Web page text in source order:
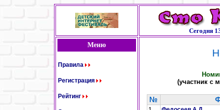
Сегодня
Меню
Правила
Регистрация
Рейтинг
(участник с
№